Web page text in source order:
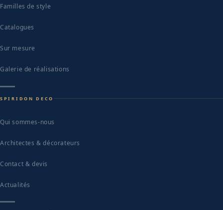
Familles de style
Catalogues
Sur mesure
Galerie de réalisations
SPIRIDON DECO
Qui sommes-nous
Architectes & décorateurs
Contact & devis
Actualités